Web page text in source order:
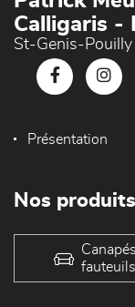
Calligaris -
St-Genis-Pouilly
Présentation
Nos produits
fauteuils